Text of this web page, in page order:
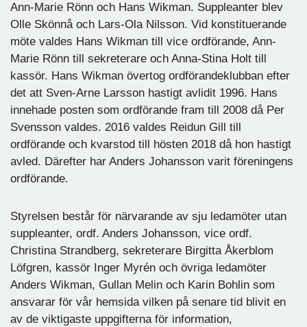
Ann-Marie Rönn och Hans Wikman. Suppleanter blev
Olle Skönnå och Lars-Ola Nilsson. Vid konstituerande
möte valdes Hans Wikman till vice ordförande, Ann-
Marie Rönn till sekreterare och Anna-Stina Holt till
kassör. Hans Wikman övertog ordförandeklubban efter
det att Sven-Arne Larsson hastigt avlidit 1996. Hans
innehade posten som ordförande fram till 2008 då Per
Svensson valdes. 2016 valdes Reidun Gill till
ordförande och kvarstod till hösten 2018 då hon hastigt
avled. Därefter har Anders Johansson varit föreningens
ordförande.
Styrelsen består för närvarande av sju ledamöter utan
suppleanter, ordf. Anders Johansson, vice ordf.
Christina Strandberg, sekreterare Birgitta Åkerblom
Löfgren, kassör Inger Myrén och övriga ledamöter
Anders Wikman, Gullan Melin och Karin Bohlin som
ansvarar för vår hemsida vilken på senare tid blivit en
av de viktigaste uppgifterna för information,